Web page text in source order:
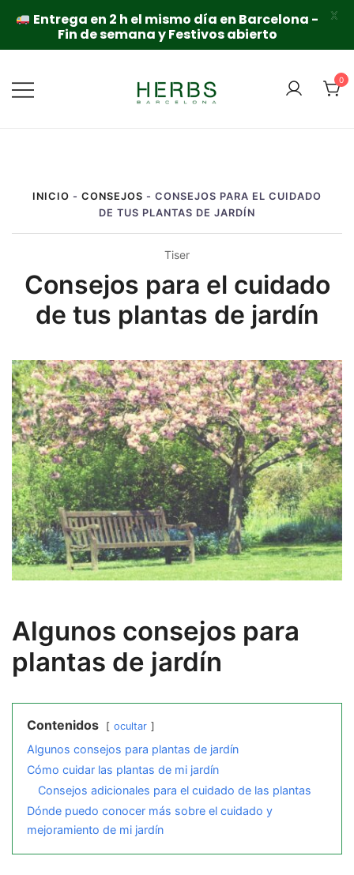
contenido
0
INICIO - CONSEJOS - CONSEJOS PARA EL CUIDADO
DE TUS PLANTAS DE JARDÍN
Tiser
Consejos para el cuidado
de tus plantas de jardín
Algunos consejos para
plantas de jardín
Contenidos ocultar
Algunos consejos para plantas de jardín
Cómo cuidar las plantas de mi jardín
Consejos adicionales para el cuidado de las plantas
Dónde puedo conocer más sobre el cuidado y
mejoramiento de mi jardín
Entrega en 2 h el mismo día en Barcelona -
Fin de semana y Festivos abierto
X